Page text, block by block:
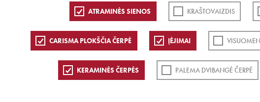
ATRAMINĖS SIENOS KRAŠTOVAIZDIS
CARISMA PLOKŠČIA ČERPĖ ĮĖJIMAI
KERAMINĖS ČERPĖS PALEMA DVIBANGĖ ČERPĖ